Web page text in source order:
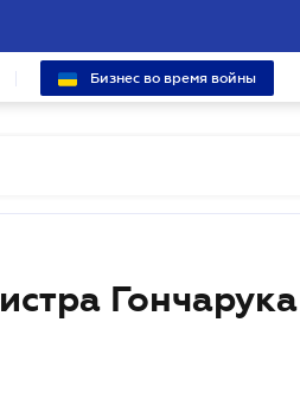
Бизнес во время войны
Гончарука